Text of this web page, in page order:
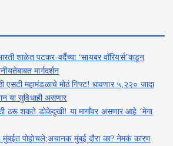
शाळेत पटकर-वर्दैच्या ‘सायबर वॉरियर्स’कडून
मार्गदर्शन
एसटी महामंडळाचे मोठं गिफ्ट! धावणार ५,२२० जादा
या सुविधाही असणार
ठरू शकते डोकेदुखी! या मार्गांवर असणार आहे ‘मेगा
मुंबईत पोहोचले;अचानक मुंबई दौरा का? नेमकं कारण